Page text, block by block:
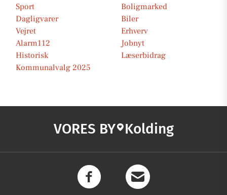
Sport
Boligmarked
Dagligvarer
Biler
Vejret
Erhverv
Alarm112
Jobnyt
Historisk
Læserbidrag
Kommunalvalg 2025
VORES BY Kolding